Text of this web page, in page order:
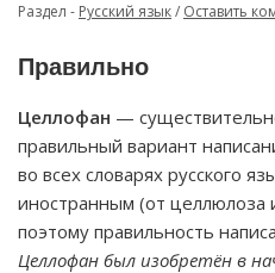
Раздел - Русский язык/ Оставить
Правильно
Целлофан —
правильный вариант
во всех словарях русского
иностранным (от целлюлоза
поэтому правильность
Целлофан был изобретён в